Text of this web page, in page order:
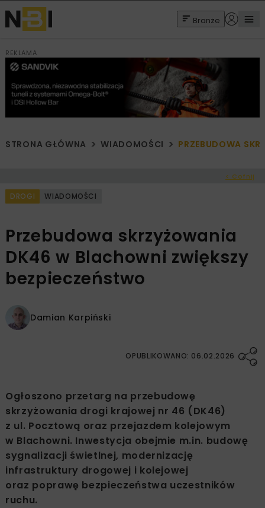
Branże
REKLAMA
STRONA GŁÓWNA WIADOMOŚCI PRZEBUDOWA
< Cofnij
DROGI WIADOMOŚCI
Przebudowa skrzyżowania
DK46 w Blachowni zwiększy
bezpieczeństwo
Damian Karpiński
OPUBLIKOWANO: 06.02.2026
Ogłoszono przetarg na przebudowę
skrzyżowania drogi krajowej nr 46 (DK46)
z ul. Pocztową oraz przejazdem kolejowym
w Blachowni. Inwestycja obejmie m.in. budowę
sygnalizacji świetlnej, modernizację
infrastruktury drogowej i kolejowej
oraz poprawę bezpieczeństwa uczestników
ruchu.